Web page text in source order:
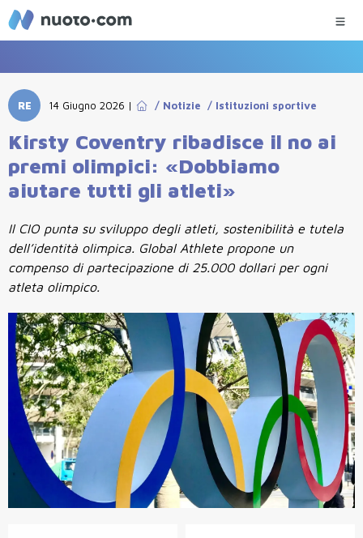
RE 14 Giugno 2026 | / Notizie / Istituzioni sportive
Kirsty Coventry ribadisce il no ai
premi olimpici: «Dobbiamo
aiutare tutti gli atleti»
Il CIO punta su sviluppo degli atleti, sostenibilità e tutela
dell’identità olimpica. Global Athlete propone un
compenso di partecipazione di 25.000 dollari per ogni
atleta olimpico.